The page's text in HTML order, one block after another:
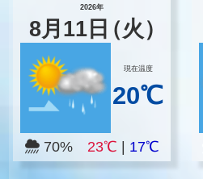
2026年
8月 11日（火）
現在温度
20℃
70% 23℃ 17℃